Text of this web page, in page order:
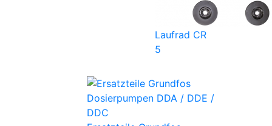
Laufrad CR
5